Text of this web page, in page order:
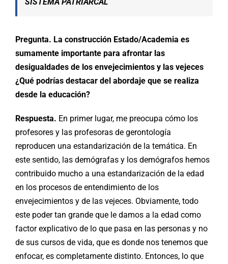
Pregunta. La construcción Estado/Academia es
sumamente importante para afrontar las
desigualdades de los envejecimientos y las vejeces
¿Qué podrías destacar del abordaje que se realiza
desde la educación?
Respuesta. En primer lugar, me preocupa cómo los
profesores y las profesoras de gerontología
reproducen una estandarización de la temática. En
este sentido, las demógrafas y los demógrafos hemos
contribuido mucho a una estandarización de la edad
en los procesos de entendimiento de los
envejecimientos y de las vejeces. Obviamente, todo
este poder tan grande que le damos a la edad como
factor explicativo de lo que pasa en las personas y no
de sus cursos de vida, que es donde nos tenemos que
enfocar, es completamente distinto. Entonces, lo que